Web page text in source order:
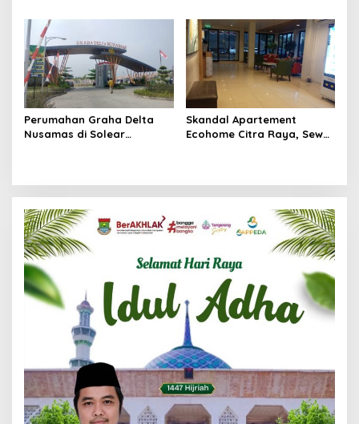
Management Ecohome dan
BNK
Tigaraksa
Perumahan Graha Delta
Nusamas di Solear
Skandal Apartement
Ecohome Citra Raya, Sewa